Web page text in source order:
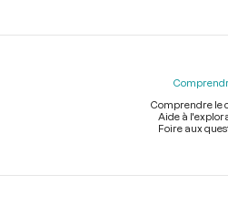
Comprendre le
Aide à
Foire aux